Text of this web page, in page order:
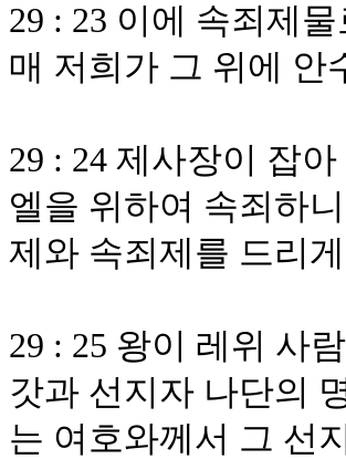
29 : 23 이에 속죄제
매 저희가 그 위에 안
29 : 24 제사장이 잡
엘을 위하여 속죄하
제와 속죄제를 드리
29 : 25 왕이 레위 사
갓과 선지자 나단의
는 여호와께서 그 선